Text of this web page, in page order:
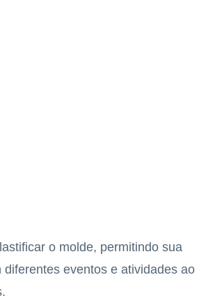
o molde, permitindo sua
diferentes eventos e atividades ao